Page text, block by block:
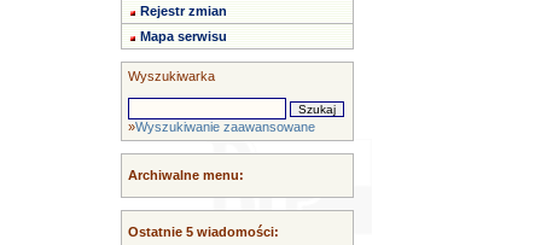
Rejestr zmian
Mapa serwisu
Wyszukiwarka
»Wyszukiwanie zaawansowane
Archiwalne menu:
Ostatnie 5 wiadomości: